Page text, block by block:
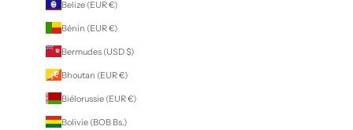
Belize (EUR €)
Bénin (EUR €)
Bermudes (USD $)
Bhoutan (EUR €)
Biélorussie (EUR €)
Bolivie (BOB Bs.)